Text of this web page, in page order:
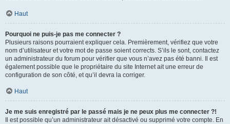
Haut
Pourquoi ne puis-je pas me connecter ?
Plusieurs raisons pourraient expliquer cela. Premièrement, vérifiez que votre
nom d’utilisateur et votre mot de passe soient corrects. S’ils le sont, contactez
un administrateur du forum pour vérifier que vous n’avez pas été banni. Il est
également possible que le propriétaire du site Internet ait une erreur de
configuration de son côté, et qu’il devra la corriger.
Haut
Je me suis enregistré par le passé mais je ne peux plus me connecter ?!
Il est possible qu’un administrateur ait désactivé ou supprimé votre compte. En